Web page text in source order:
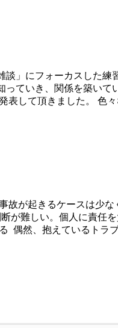
」にフォーカスした
ていき、関係を築い
して頂きました。 色
が起きるケースは少
が難しい。個人に責任
偶然、抱えているトラ